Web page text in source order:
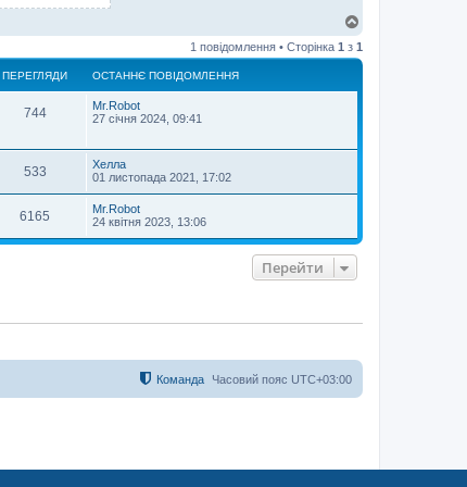
г
о
1 повідомлення • Сторінка 1 з 1
ПЕРЕГЛЯДИ ОСТАННЄ ПОВІДОМЛЕННЯ
744
Mr.Robot
27 січня 2024, 09:41
533
Хелла
01 листопада 2021, 17:02
6165
Mr.Robot
24 квітня 2023, 13:06
Перейти
Часовий пояс UTC+03:00
Команда